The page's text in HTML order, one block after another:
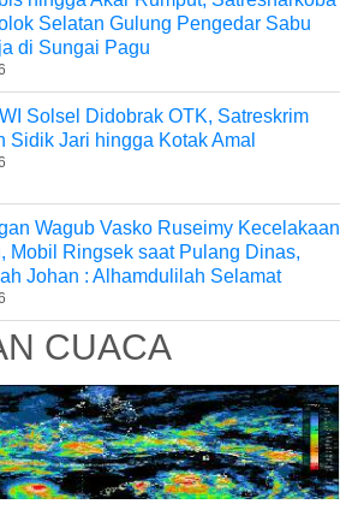
Selatan Gulung Pengedar Sabu
di Sungai Pagu
Solsel Didobrak OTK, Satreskrim
Sidik Jari hingga Kotak Amal
Wagub Vasko Ruseimy Kecelakaan
Mobil Ringsek saat Pulang Dinas,
Johan : Alhamdulilah Selamat
CUACA